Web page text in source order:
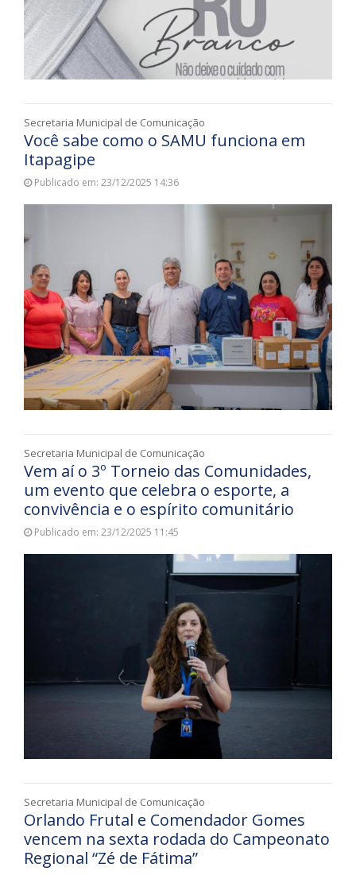
Secretaria Municipal de Comunicação
Você sabe como o SAMU funciona em
Itapagipe
Publicado em: 23/12/2025 14:36
Secretaria Municipal de Comunicação
Vem aí o 3º Torneio das Comunidades,
um evento que celebra o esporte, a
convivência e o espírito comunitário
Publicado em: 23/12/2025 11:45
Secretaria Municipal de Comunicação
Orlando Frutal e Comendador Gomes
vencem na sexta rodada do Campeonato
Regional “Zé de Fátima”